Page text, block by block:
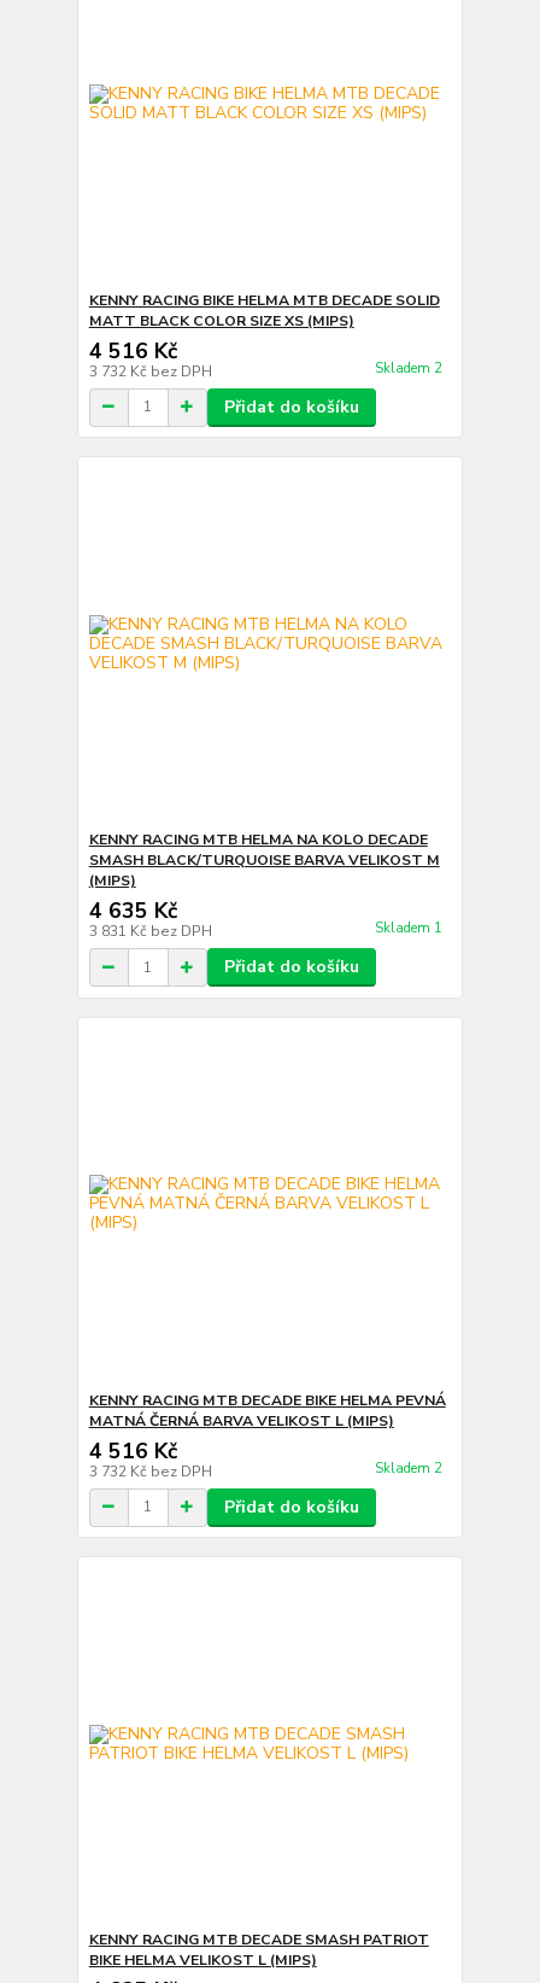
KENNY RACING BIKE HELMA MTB DECADE SOLID
MATT BLACK COLOR SIZE XS (MIPS)
4 516 Kč
3 732 Kč bez DPH Skladem 2
Přidat do košíku
KENNY RACING MTB HELMA NA KOLO DECADE
SMASH BLACK/TURQUOISE BARVA VELIKOST M
(MIPS)
4 635 Kč
3 831 Kč bez DPH Skladem 1
Přidat do košíku
KENNY RACING MTB DECADE BIKE HELMA PEVNÁ
MATNÁ ČERNÁ BARVA VELIKOST L (MIPS)
4 516 Kč
3 732 Kč bez DPH Skladem 2
Přidat do košíku
KENNY RACING MTB DECADE SMASH PATRIOT
BIKE HELMA VELIKOST L (MIPS)